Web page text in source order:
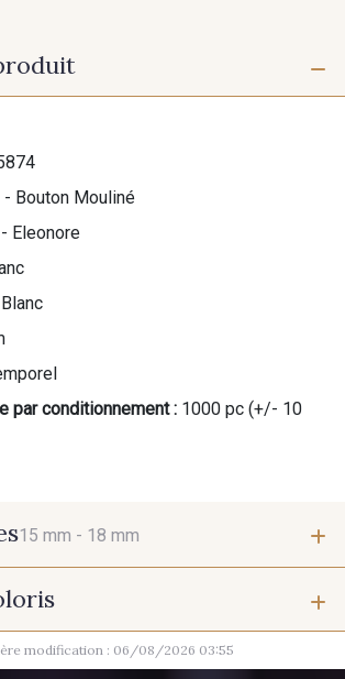
Bouton Mouliné
Eleonore
Blanc
par conditionnement :
15 mm - 18 mm
28 - Gris Perle
modification : 06/08/2026 03:55